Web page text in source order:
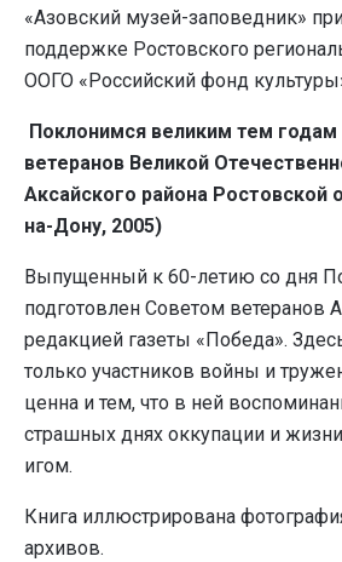
«Азовский музей-заповедник»
поддержке Ростовского
ООГО «Российский фонд
Поклонимся великим тем годам
ветеранов Великой
Аксайского района Ростовской
на-Дону, 2005)
Выпущенный к 60-летию со дня
подготовлен Советом ветеранов
редакцией газеты «Победа».
только участников войны и
ценна и тем, что в ней
страшных днях оккупации и
игом.
Книга иллюстрирована
архивов.